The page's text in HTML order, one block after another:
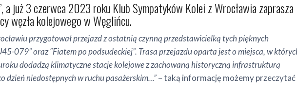
już 3 czerwca 2023 roku Klub Sympatyków Kolei z Wrocławia zaprasza
węzła kolejowego w Węglińcu.
przygotował przejazd z ostatnią czynną przedstawicielką tych pięknych
079” oraz “Fiatem po podsudeckiej”. Trasa przejazdu oparta jest o miejsca, w
dodadzą klimatyczne stacje kolejowe z zachowaną historyczną infrastrukturą
dzień niedostępnych w ruchu pasażerskim…”– taką informację możemy przeczytać